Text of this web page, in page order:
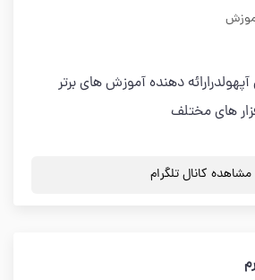
آپهولدرارائه دهنده آموزش های برتر
های مختلف
مشاهده کانال تلگرام